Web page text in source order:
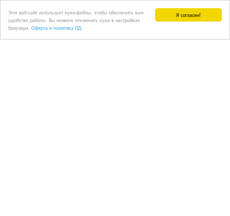
Я согласен!
Этот веб-сайт использует куки-файлы, чтобы обеспечить вам
удобство работы. Вы можете отключить куки в настройках
браузера. Оферта и политика ПД